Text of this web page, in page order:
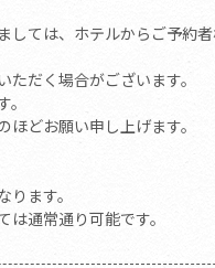
ては、ホテルからご予約
だく場合がございます。
。
どお願い申し上げます。
ます。
通常通り可能です。